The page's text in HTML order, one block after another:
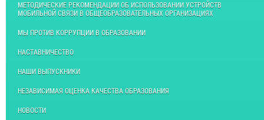
МЕТОДИЧЕСКИЕ РЕКОМЕНДАЦИИ ОБ ИСПОЛЬЗОВАНИИ УСТРОЙСТВ
МОБИЛЬНОЙ СВЯЗИ В ОБЩЕОБРАЗОВАТЕЛЬНЫХ ОРГАНИЗАЦИЯХ
МЫ ПРОТИВ КОРРУПЦИИ В ОБРАЗОВАНИИ
НАСТАВНИЧЕСТВО
НАШИ ВЫПУСКНИКИ
НЕЗАВИСИМАЯ ОЦЕНКА КАЧЕСТВА ОБРАЗОВАНИЯ
НОВОСТИ